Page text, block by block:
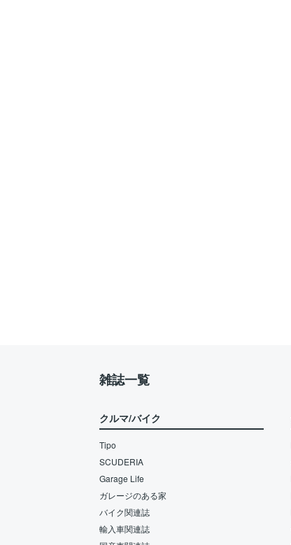
雑誌一覧
クルマ/バイク
Tipo
SCUDERIA
Garage Life
ガレージのある家
バイク関連誌
輸入車関連誌